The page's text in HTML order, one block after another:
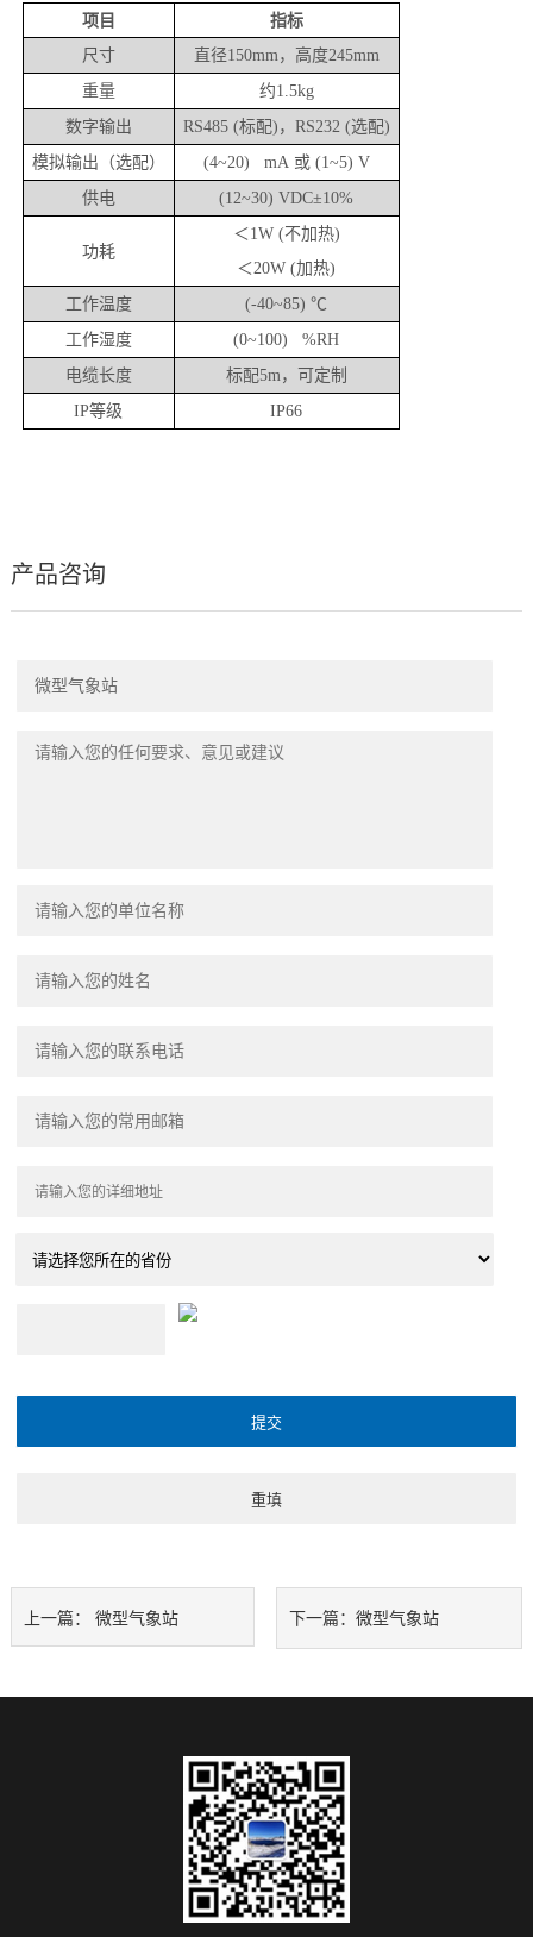
项目
指标
尺寸
直径150mm，高度245mm
重量 约1.5kg
数字输出 RS485 (标配) ， RS232 (选配)
模拟输出（选配） (4~20) mA 或(1~5) V
供电 (12~30) VDC±10%
功耗
＜1W (不加热)
＜20W (加热)
工作温度 (-40~85) ℃
工作湿度 (0~100) %RH
电缆长度 标配5m，可定制
IP等级 IP66
产品咨询
上一篇： 微型气象站 下一篇： 微型气象站